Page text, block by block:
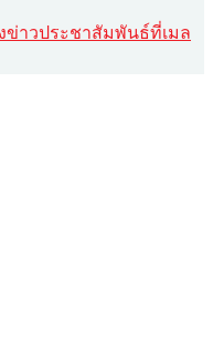
งข่าวประชาสัมพันธ์ที่เมล